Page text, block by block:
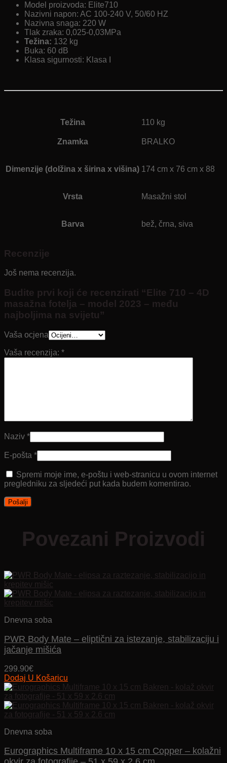
Model proizvoda: Elite710
Nazivni napon: AC 100-240 V, 50/60 HZ
Nazivna snaga: 220 W
Tlak zraka: 0,025-0,03MPa
Težina: 132 kg
Buka: 60 dB
Klasa sigurnosti: Klasa I
Težina 110 kg
Znamka BRALKO
Dimenzije (dolžina x širina x višina) 174 cm x 76 cm x 88
Vrsta Masažni stol
Barva bež, črna, siva
Recenzije
Još nema recenzija.
Budite prvi koji će recenzirati “Elite 710 – 4D
masažna fotelja – model 2023 – među
najboljima na svijetu”
Vaša ocjena
Vaša recenzija: *
Naziv *
E-pošta *
Spremi moje ime, e-poštu i web-stranicu u ovom internet
pregledniku za sljedeći put kada budem komentirao.
Povezani Proizvodi
Dnevna soba
PWR Body Mate – eliptični za istezanje, stabilizaciju i
jačanje mišića
299.90€
Dodaj U Košaricu
Dnevna soba
Eurographics Multiframe 10 x 15 cm Copper – kolažni